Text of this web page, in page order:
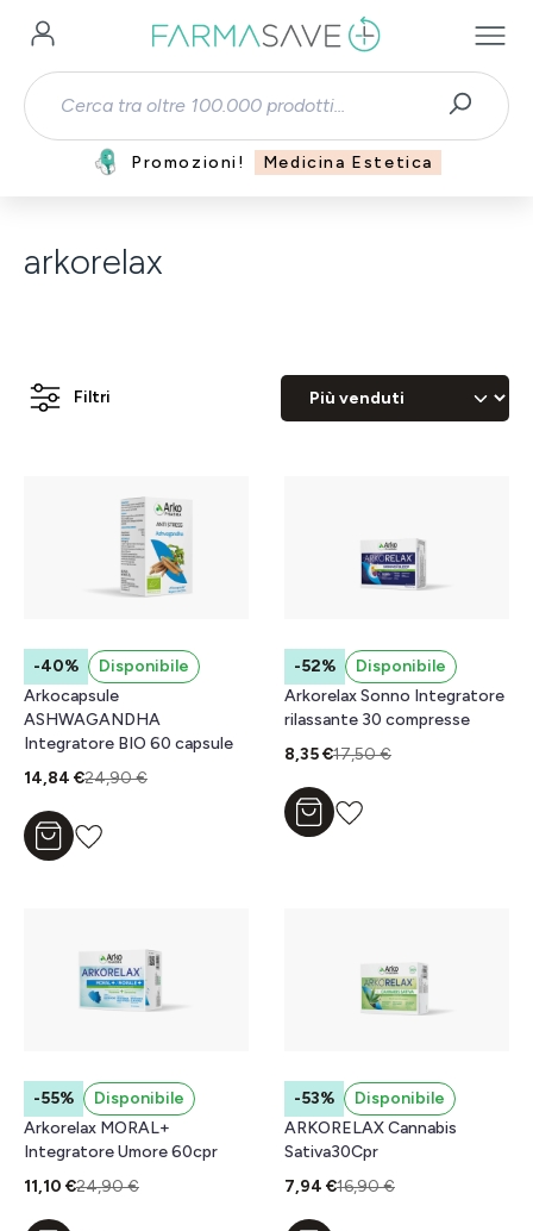
Passa al contenuto principale
Promozioni! Medicina Estetica
arkorelax
Filtri
-40%
Disponibile
Arkocapsule
ASHWAGANDHA
Integratore BIO 60 capsule
14,84 €24,90 €
Aggiungi al carrello
-52%
Disponibile
Arkorelax Sonno Integratore
rilassante 30 compresse
8,35 €17,50 €
Aggiungi al carrello
-55%
Disponibile
Arkorelax MORAL+
Integratore Umore 60cpr
11,10 €24,90 €
-53%
Disponibile
ARKORELAX Cannabis
Sativa30Cpr
7,94 €16,90 €